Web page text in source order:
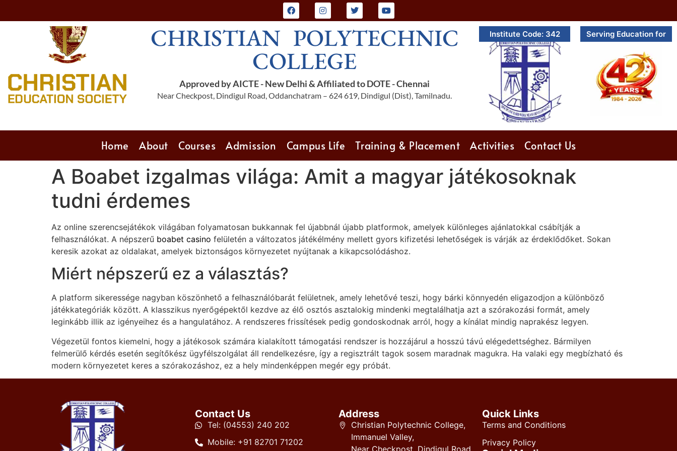
CHRISTIAN POLYTECHNIC
COLLEGE
Approved by AICTE - New Delhi & Affiliated to DOTE - Chennai
Near Checkpost, Dindigul Road, Oddanchatram – 624 619, Dindigul (Dist), Tamilnadu.
Institute Code: 342 Serving Education for
Home About Courses Admission Campus Life Training & Placement Activities Contact Us
A Boabet izgalmas világa: Amit a magyar játékosoknak
tudni érdemes
Az online szerencsejátékok világában folyamatosan bukkannak fel újabbnál újabb platformok, amelyek különleges ajánlatokkal csábítják a
felhasználókat. A népszerű boabet casino felületén a változatos játékélmény mellett gyors kifizetési lehetőségek is várják az érdeklődőket. Sokan
keresik azokat az oldalakat, amelyek biztonságos környezetet nyújtanak a kikapcsolódáshoz.
Miért népszerű ez a választás?
A platform sikeressége nagyban köszönhető a felhasználóbarát felületnek, amely lehetővé teszi, hogy bárki könnyedén eligazodjon a különböző
játékkategóriák között. A klasszikus nyerőgépektől kezdve az élő osztós asztalokig mindenki megtalálhatja azt a szórakozási formát, amely
leginkább illik az igényeihez és a hangulatához. A rendszeres frissítések pedig gondoskodnak arról, hogy a kínálat mindig naprakész legyen.
Végezetül fontos kiemelni, hogy a játékosok számára kialakított támogatási rendszer is hozzájárul a hosszú távú elégedettséghez. Bármilyen
felmerülő kérdés esetén segítőkész ügyfélszolgálat áll rendelkezésre, így a regisztrált tagok sosem maradnak magukra. Ha valaki egy megbízható és
modern környezetet keres a szórakozáshoz, ez a hely mindenképpen megér egy próbát.
Contact Us
Tel: (04553) 240 202
Mobile: +91 82701 71202
Address
Christian Polytechnic College,
Immanuel Valley,
Quick Links
Terms and Conditions
Privacy Policy